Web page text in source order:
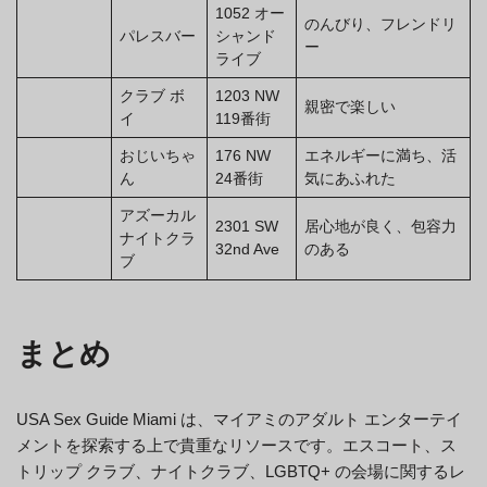
パレスバー
1052 オー
シャンド
ライブ
のんびり、フレンドリ
ー
クラブ ボ
イ
1203 NW
119番街
親密で楽しい
おじいちゃ
ん
176 NW
24番街
エネルギーに満ち、活
気にあふれた
アズーカル
ナイトクラ
ブ
2301 SW
32nd Ave
居心地が良く、包容力
のある
まとめ
USA Sex Guide Miami は、マイアミのアダルト エンターテイ
メントを探索する上で貴重なリソースです。エスコート、ス
トリップ クラブ、ナイトクラブ、LGBTQ+ の会場に関するレ